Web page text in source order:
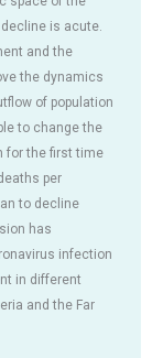
is acute.
and the
the dynamics
of population
to change the
for the first time
per
to decline
has
infection
in different
and the Far